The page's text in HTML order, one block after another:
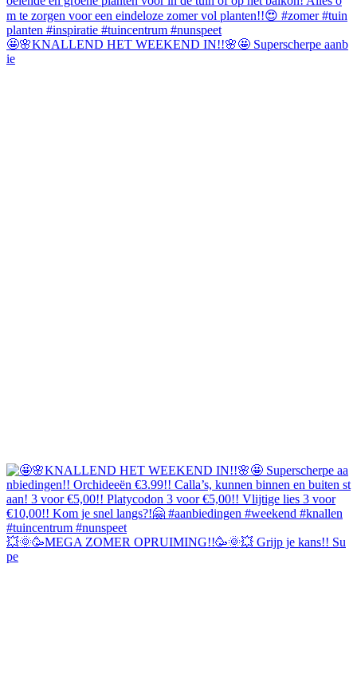
🤩🌸KNALLEND HET WEEKEND IN!!🌸🤩 Superscherpe aanb
ie
💥🌞🥳MEGA ZOMER OPRUIMING!!🥳🌞💥 Grijp je kans!! Su
pe